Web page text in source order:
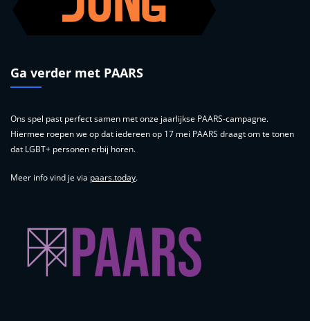
Ga verder met PAARS
Ons spel past perfect samen met onze jaarlijkse PAARS-campagne.
Hiermee roepen we op dat iedereen op 17 mei PAARS draagt om te tonen
dat LGBT+ personen erbij horen.
Meer info vind je via paars.today.